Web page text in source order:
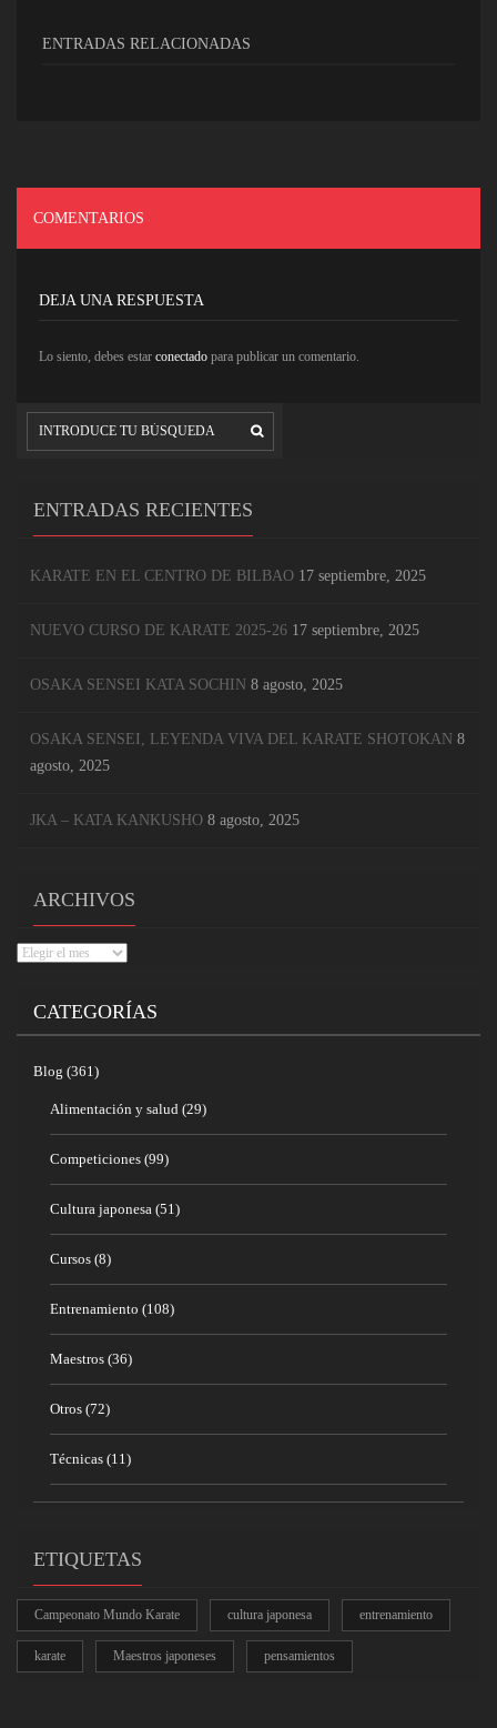
ENTRADAS RELACIONADAS
COMENTARIOS
DEJA UNA RESPUESTA
Lo siento, debes estar conectado para publicar un comentario.
ENTRADAS RECIENTES
KARATE EN EL CENTRO DE BILBAO 17 septiembre, 2025
NUEVO CURSO DE KARATE 2025-26 17 septiembre, 2025
OSAKA SENSEI KATA SOCHIN 8 agosto, 2025
OSAKA SENSEI, LEYENDA VIVA DEL KARATE SHOTOKAN 8
agosto, 2025
JKA – KATA KANKUSHO 8 agosto, 2025
ARCHIVOS
Archivos
CATEGORÍAS
Blog (361)
Alimentación y salud (29)
Competiciones (99)
Cultura japonesa (51)
Cursos (8)
Entrenamiento (108)
Maestros (36)
Otros (72)
Técnicas (11)
ETIQUETAS
Campeonato Mundo Karate cultura japonesa entrenamiento
karate Maestros japoneses pensamientos